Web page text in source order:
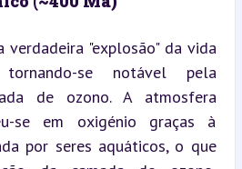
verdadeira "explosão" da vida
se notável pela
de ozono. A atmosfera
se em oxigénio graças à
por seres aquáticos, o que